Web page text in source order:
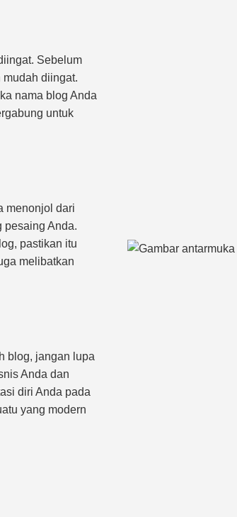
Sebelum
diingat.
nama blog Anda
untuk
menonjol dari
pesaing Anda.
pastikan itu
melibatkan
blog, jangan lupa
Anda dan
diri Anda pada
yang modern